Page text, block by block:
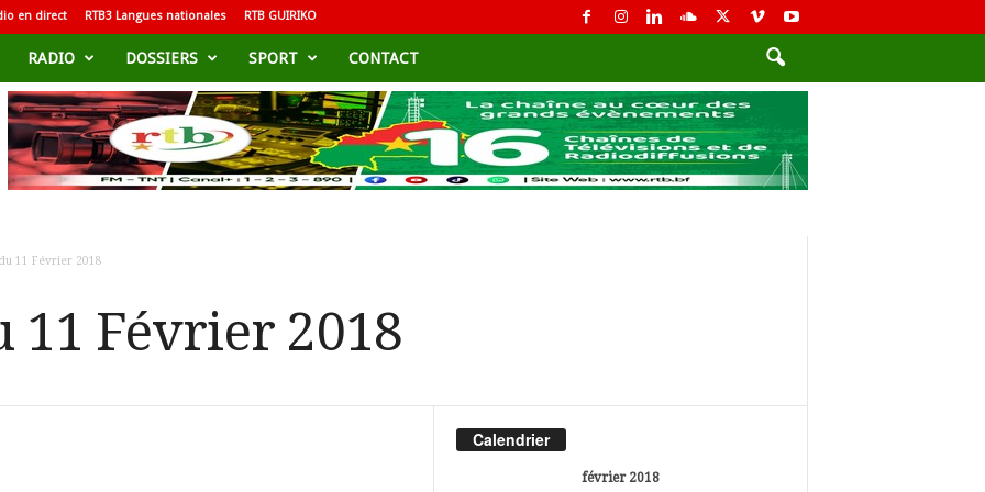
en direct RTB3 Langues nationales RTB GUIRIKO
RADIO DOSSIERS SPORT CONTACT
11 Février 2018
11 Février 2018
Calendrier
février 2018